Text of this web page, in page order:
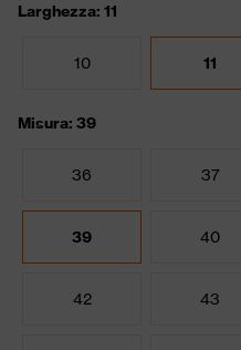
Larghezza: 11
10 11
Misura: 39
36 37
39 40
42 43